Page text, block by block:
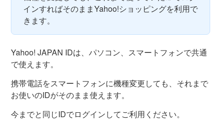
）
インすればそのままYahoo!ショッピングを利用で
きます。
Yahoo! JAPAN IDは、パソコン、スマートフォンで共通
で使えます。
携帯電話をスマートフォンに機種変更しても、それまで
お使いのIDがそのまま使えます。
今までと同じIDでログインしてご利用ください。